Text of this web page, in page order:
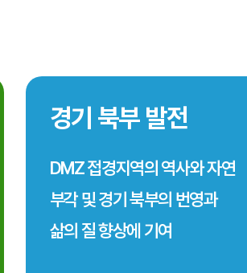
경기 북부 발전
DMZ 접경지역의 역사와 자연
부각 및 경기 북부의 번영과
삶의 질 향상에 기여